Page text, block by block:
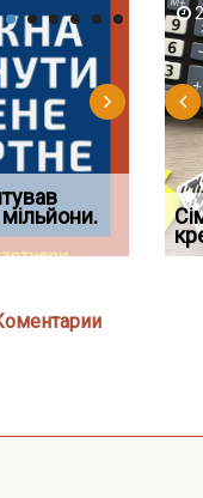
для
2026-08-
пер опублі
печатка у
засто